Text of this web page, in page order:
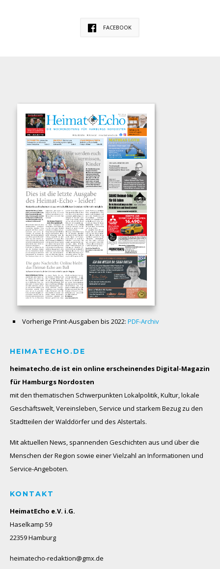
FACEBOOK
Vorherige Print-Ausgaben bis 2022: PDF-Archiv
HEIMATECHO.DE
heimatecho.de ist ein online erscheinendes Digital-Magazin
für Hamburgs Nordosten
mit den thematischen Schwerpunkten Lokalpolitik, Kultur, lokale
Geschäftswelt, Vereinsleben, Service und starkem Bezug zu den
Stadtteilen der Walddörfer und des Alstertals.
Mit aktuellen News, spannenden Geschichten aus und über die
Menschen der Region sowie einer Vielzahl an Informationen und
Service-Angeboten.
KONTAKT
HeimatEcho e.V. i.G.
Haselkamp 59
22359 Hamburg
heimatecho-redaktion@gmx.de